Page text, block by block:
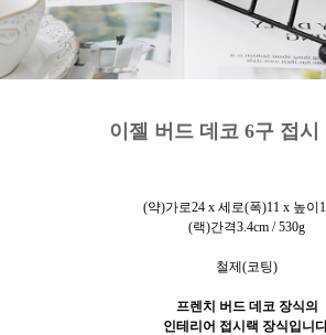
이젤 버드 데코 6구 접시
(약)가로24x 세로(폭)11 x 높이
(랙)간격3.4cm / 530g
철제(코팅)
프렌치 버드 데코 장식의
인테리어 접시랙 장식입니